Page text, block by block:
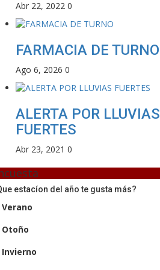
Abr 22, 2022 0
FARMACIA DE TURNO
Ago 6, 2026 0
ALERTA POR LLUVIAS
FUERTES
Abr 23, 2021 0
estacíon del año te gusta más?
Verano
Otoño
Invierno